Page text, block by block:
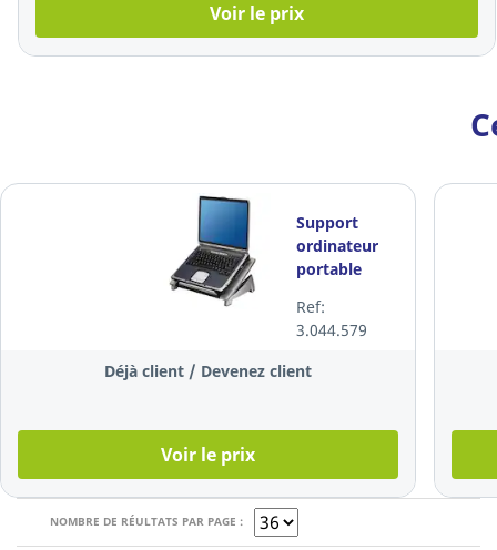
Voir le prix
Support
ordinateur
portable
Office Suites,
réglable en
hauteur
Ref:
3.044.579
Déjà client / Devenez client
Voir le prix
NOMBRE DE RÉULTATS PAR PAGE :